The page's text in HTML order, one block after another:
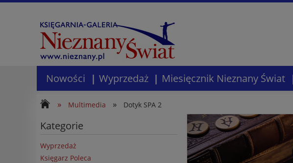
Nowości Wyprzedaż Miesięcznik Nieznany Świat
» Multimedia » Dotyk SPA 2
Kategorie
Wyprzedaż
Księgarz Poleca